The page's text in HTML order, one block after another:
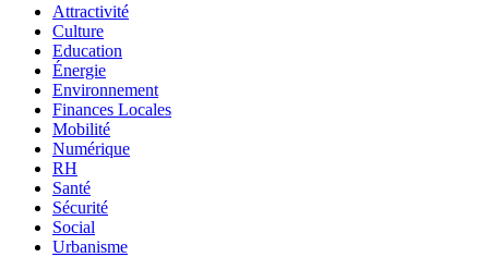
Attractivité
Culture
Education
Énergie
Environnement
Finances Locales
Mobilité
Numérique
RH
Santé
Sécurité
Social
Urbanisme